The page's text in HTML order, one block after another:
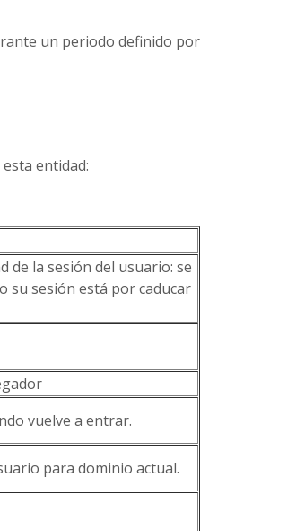
un periodo definido por
entidad:
de la sesión del usuario: se
su sesión está por caducar
vuelve a entrar.
para dominio actual.